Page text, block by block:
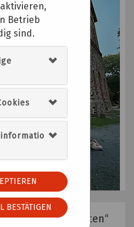
Betrieb
sind.
BESTÄTIGEN
herrliche Zeiten“